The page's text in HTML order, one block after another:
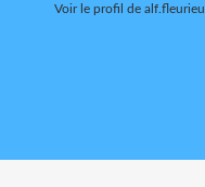
Voir le profil de alf.fleurieu